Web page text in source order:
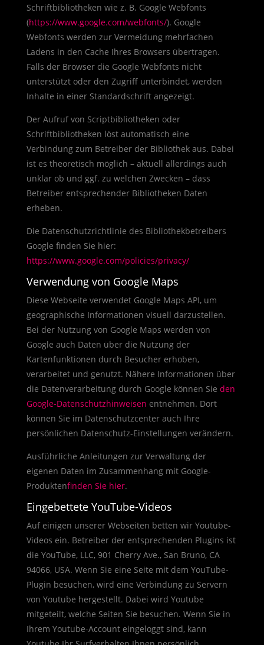
Schriftbibliotheken wie z. B. Google Webfonts
(https://www.google.com/webfonts/). Google
Webfonts werden zur Vermeidung mehrfachen
Ladens in den Cache Ihres Browsers übertragen.
Falls der Browser die Google Webfonts nicht
unterstützt oder den Zugriff unterbindet, werden
Inhalte in einer Standardschrift angezeigt.
Der Aufruf von Scriptbibliotheken oder
Schriftbibliotheken löst automatisch eine
Verbindung zum Betreiber der Bibliothek aus. Dabei
ist es theoretisch möglich – aktuell allerdings auch
unklar ob und ggf. zu welchen Zwecken – dass
Betreiber entsprechender Bibliotheken Daten
erheben.
Die Datenschutzrichtlinie des Bibliothekbetreibers
Google finden Sie hier:
https://www.google.com/policies/privacy/
Verwendung von Google Maps
Diese Webseite verwendet Google Maps API, um
geographische Informationen visuell darzustellen.
Bei der Nutzung von Google Maps werden von
Google auch Daten über die Nutzung der
Kartenfunktionen durch Besucher erhoben,
verarbeitet und genutzt. Nähere Informationen über
die Datenverarbeitung durch Google können Sie den
Google-Datenschutzhinweisen entnehmen. Dort
können Sie im Datenschutzcenter auch Ihre
persönlichen Datenschutz-Einstellungen verändern.
Ausführliche Anleitungen zur Verwaltung der
eigenen Daten im Zusammenhang mit Google-
Produktenfinden Sie hier.
Eingebettete YouTube-Videos
Auf einigen unserer Webseiten betten wir Youtube-
Videos ein. Betreiber der entsprechenden Plugins ist
die YouTube, LLC, 901 Cherry Ave., San Bruno, CA
94066, USA. Wenn Sie eine Seite mit dem YouTube-
Plugin besuchen, wird eine Verbindung zu Servern
von Youtube hergestellt. Dabei wird Youtube
mitgeteilt, welche Seiten Sie besuchen. Wenn Sie in
Ihrem Youtube-Account eingeloggt sind, kann